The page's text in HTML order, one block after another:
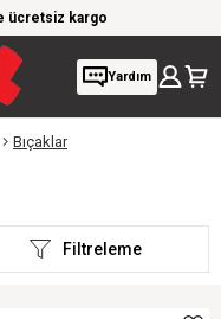
ücretsiz kargo
Yardım
Bıçaklar
Filtreleme